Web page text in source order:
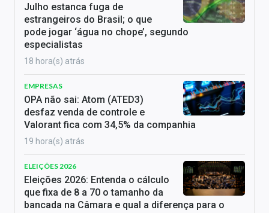
Julho estanca fuga de
estrangeiros do Brasil; o que
pode jogar ‘água no chope’, segundo
especialistas
18 hora(s) atrás
EMPRESAS
OPA não sai: Atom (ATED3)
desfaz venda de controle e
Valorant fica com 34,5% da companhia
19 hora(s) atrás
ELEIÇÕES 2026
Eleições 2026: Entenda o cálculo
que fixa de 8 a 70 o tamanho da
bancada na Câmara e qual a diferença para o